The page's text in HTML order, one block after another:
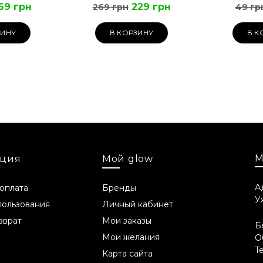
грн 269 грн 229 грн
В КОРЗИНУ
49
В
Мой glow
Бренды
Личный кабинет
Мои заказы
Мои желания
Карта сайта